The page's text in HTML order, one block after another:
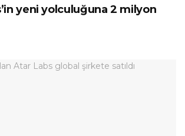
yeni yolculuğuna 2 milyon